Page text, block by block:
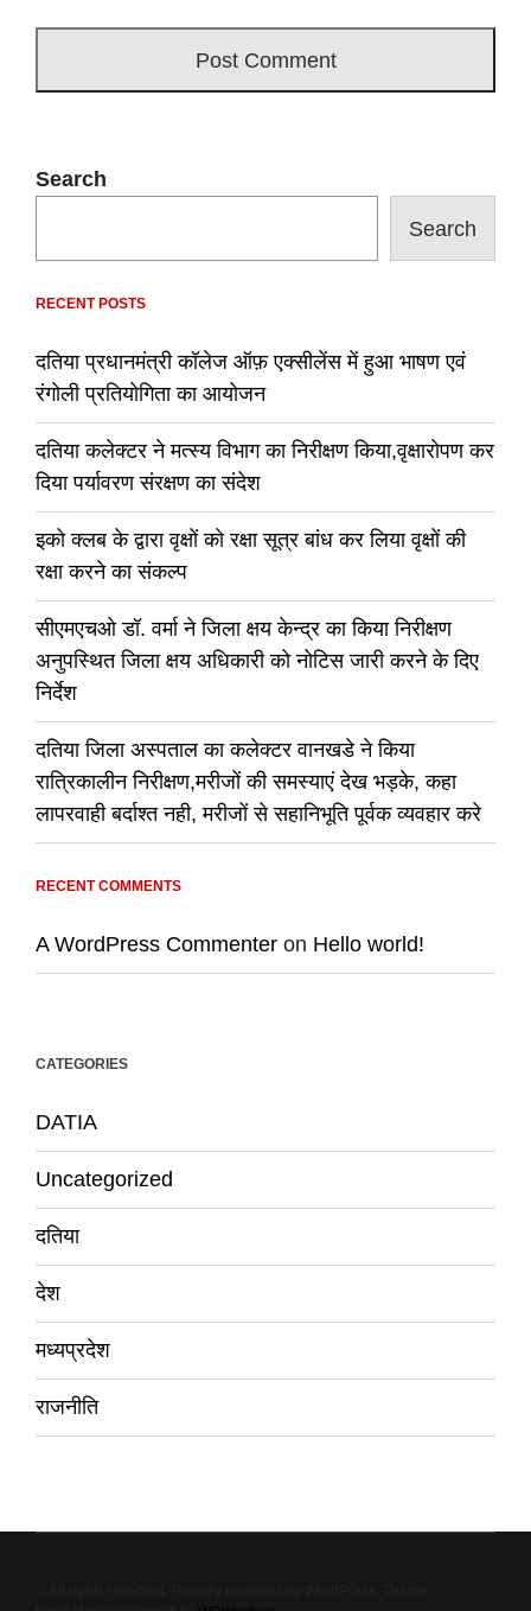
Search
Search
RECENT POSTS
दतिया प्रधानमंत्री कॉलेज ऑफ़ एक्सीलेंस में हुआ भाषण एवं
रंगोली प्रतियोगिता का आयोजन
दतिया कलेक्टर ने मत्स्य विभाग का निरीक्षण किया,वृक्षारोपण कर
दिया पर्यावरण संरक्षण का संदेश
इको क्लब के द्वारा वृक्षों को रक्षा सूत्र बांध कर लिया वृक्षों की
रक्षा करने का संकल्प
सीएमएचओ डॉ. वर्मा ने जिला क्षय केन्द्र का किया निरीक्षण
अनुपस्थित जिला क्षय अधिकारी को नोटिस जारी करने के दिए
निर्देश
दतिया जिला अस्पताल का कलेक्टर वानखडे ने किया
रात्रिकालीन निरीक्षण,मरीजों की समस्याएं देख भड़के, कहा
लापरवाही बर्दाश्त नही, मरीजों से सहानिभूति पूर्वक व्यवहार करे
RECENT COMMENTS
A WordPress Commenter on Hello world!
CATEGORIES
DATIA
Uncategorized
दतिया
देश
मध्यप्रदेश
राजनीति